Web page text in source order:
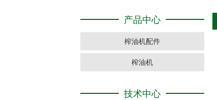
产品中心
榨油机配件
榨油机
技术中心